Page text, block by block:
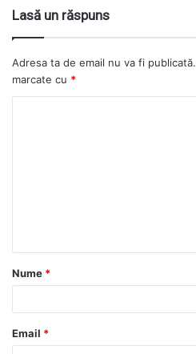
Lasă un răspuns
Adresa ta de email nu va fi publicată.
marcate cu *
Nume *
Email *